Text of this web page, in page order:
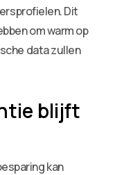
Dit
om warm op
data zullen
blijft
kan